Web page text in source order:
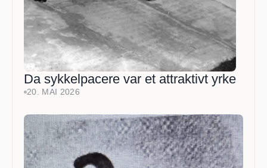
Da sykkelpacere var et attraktivt yrke
20. MAI 2026